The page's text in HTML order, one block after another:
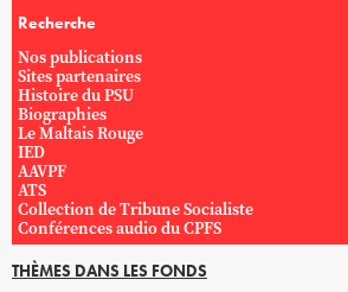
Recherche
Nos publications
Sites partenaires
Histoire du PSU
Biographies
Le Maltais Rouge
IED
AAVPF
ATS
Collection de Tribune Socialiste
Conférences audio du CPFS
THÈMES DANS LES FONDS